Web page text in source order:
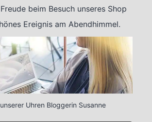
beim Besuch unseres Shop
Ereignis am Abendhimmel.
Uhren Bloggerin Susanne